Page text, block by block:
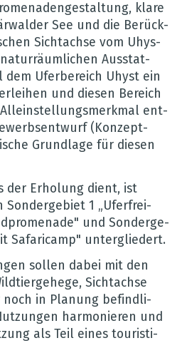
klare
See und die Berück­
Sicht­achse vom Uhys­
Aus­stat­
Ufer­be­reich Uhyst ein
und die­sen Bereich
ent­
(Kon­zept­
Grund­lage für die­sen
der Erho­lung dient, ist
Son­der­ge­biet 1 „Ufer­frei­
und Son­der­ge­
Safa­ri­camp" unter­glie­dert.
sol­len dabei mit den
Sicht­achse
noch in Pla­nung befind­li­
har­mo­nie­ren und
als Teil eines tou­ris­ti­